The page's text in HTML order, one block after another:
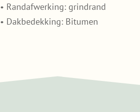
• Randafwerking: grindrand
• Dakbedekking: Bitumen